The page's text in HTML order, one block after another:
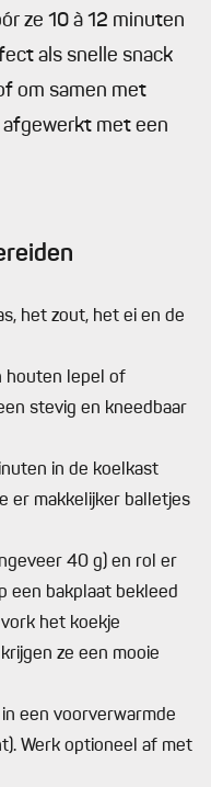
ze 10 à 12 minuten
als snelle snack
om samen met
met een
het zout, het ei en de
houten lepel of
stevig en kneedbaar
in de koelkast
er makkelijker balletjes
40 g) en rol er
een bakplaat bekleed
het koekje
ze een mooie
een voorverwarmde
Werk optioneel af met